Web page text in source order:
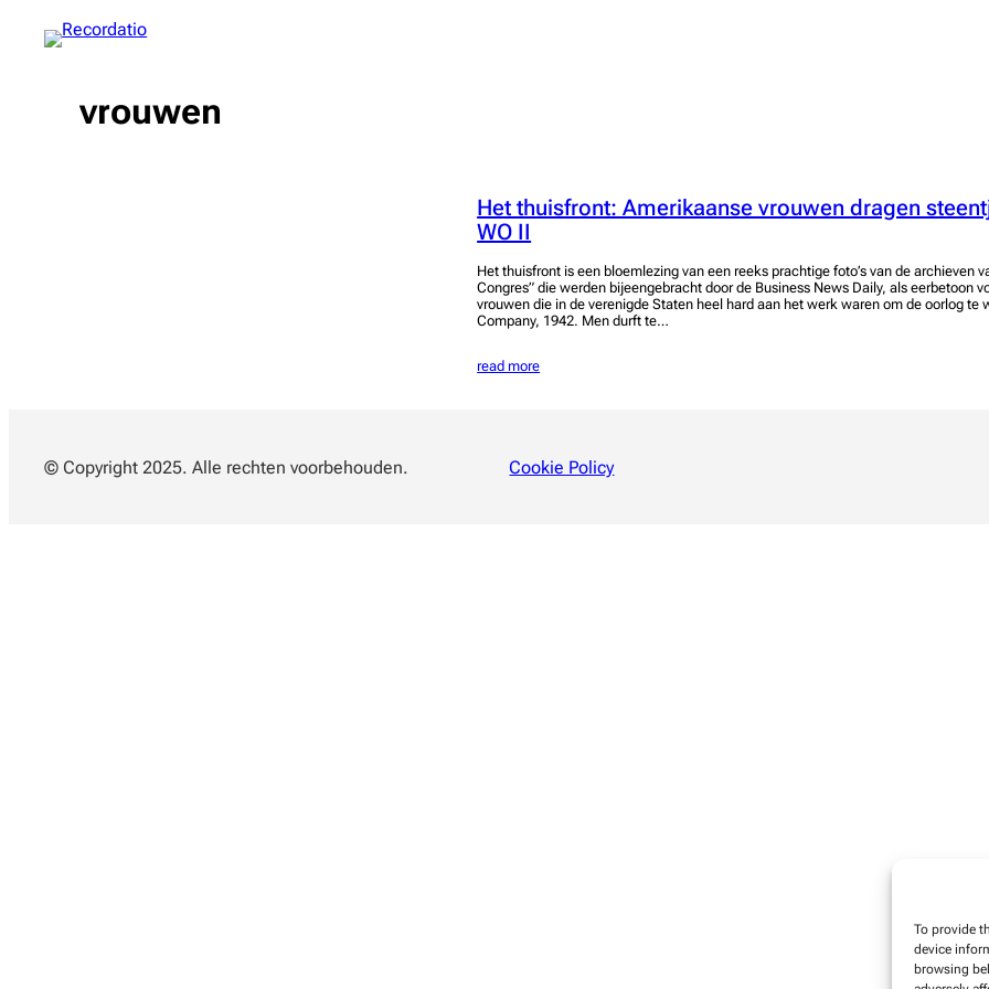
To provide
device
browsing
vrouwen
Het thuisfront: Amerikaanse vrouwen dragen
WO II
Het thuisfront is een bloemlezing van een reeks prachtige foto’s van de archieven
Congres” die werden bijeengebracht door de Business News Daily, als eerbetoon
vrouwen die in de verenigde Staten heel hard aan het werk waren om de oorlog te
Company, 1942. Men durft te…
read more
© Copyright 2025. Alle rechten voorbehouden. Cookie Policy